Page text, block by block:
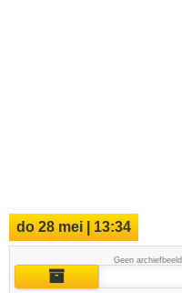
do 28 mei | 13:34
Archief
Geen archiefbeeld